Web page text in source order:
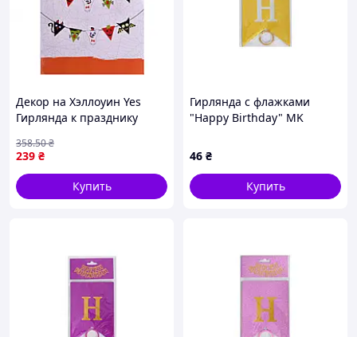
Декор на Хэллоуин Yes
Гирлянда к празднику
239 ₴
358.50₴
Купить
Гирлянда с флажками
"Happy Birthday" MK
46 ₴
Купить